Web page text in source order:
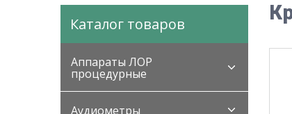
Каталог товаров
Аппараты ЛОР
процедурные
Аудиометры